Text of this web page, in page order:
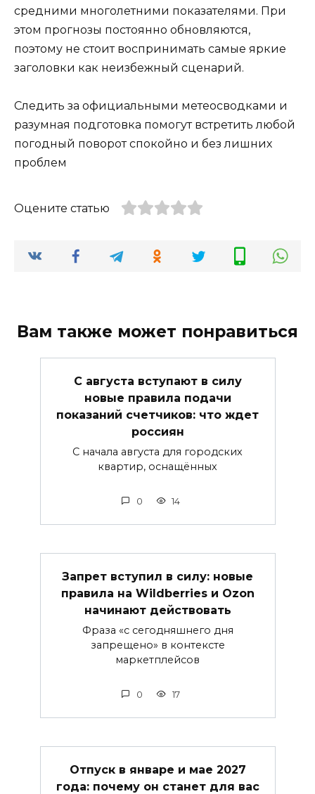
средними многолетними показателями. При
этом прогнозы постоянно обновляются,
поэтому не стоит воспринимать самые яркие
заголовки как неизбежный сценарий.
Следить за официальными метеосводками и
разумная подготовка помогут встретить любой
погодный поворот спокойно и без лишних
проблем
Оцените статью
Вам также может понравиться
С августа вступают в силу
новые правила подачи
показаний счетчиков: что ждет
россиян
С начала августа для городских
квартир, оснащённых
0 14
Запрет вступил в силу: новые
правила на Wildberries и Ozon
начинают действовать
Фраза «с сегодняшнего дня
запрещено» в контексте
маркетплейсов
0 17
Отпуск в январе и мае 2027
года: почему он станет для вас